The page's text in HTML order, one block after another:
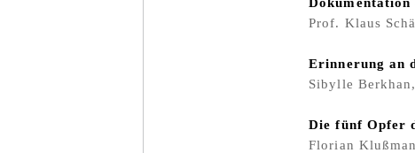
Prof. Klaus
Erinnerung an
Sibylle
Die fünf Opfer
Florian